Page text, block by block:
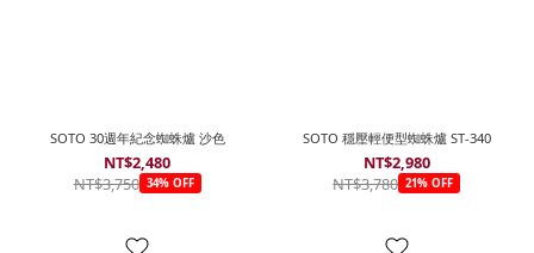
SOTO 30週年紀念蜘蛛爐 沙色
NT$2,480
NT$3,750 34% OFF
SOTO 穩壓輕便型蜘蛛爐 ST-340
NT$2,980
NT$3,780 21% OFF